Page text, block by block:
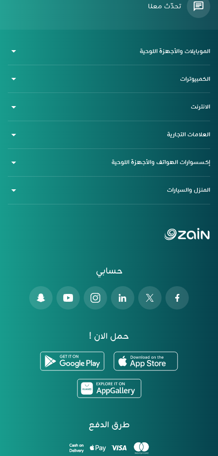
تحدّث معنا
حسابي
حمل الان !
طرق الدفع
الموبايلات والأجهزة اللوحية
الكمبيوترات
الانترنت
العلامات التجارية
إكسسوارات الهواتف والأجهزة اللوحية
المنزل والسيارات